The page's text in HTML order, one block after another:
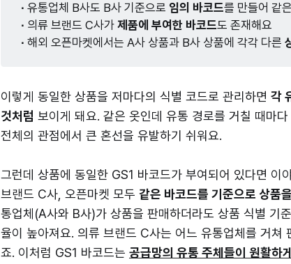
∙ 유통업체 B사도 B사 기준으로 임의 바코드를 만들어 같
∙ 의류 브랜드 C사가 제품에 부여한 바코드도 존재해요
∙ 해외 오픈마켓에서는 A사 상품과 B사 상품에 각각 다른
이렇게 동일한 상품을 저마다의 식별 코드로 관리하면 각
것처럼 보이게 돼요. 같은 옷인데 유통 경로를 거칠 때마
전체의 관점에서 큰 혼선을 유발하기 쉬워요.
그런데 상품에 동일한 GS1 바코드가 부여되어 있다면 이
브랜드 C사, 오픈마켓 모두 같은 바코드를 기준으로 상품
통업체(A사와 B사)가 상품을 판매하더라도 상품 식별 기
율이 높아져요. 의류 브랜드 C사는 어느 유통업체를 거쳐
죠. 이처럼 GS1 바코드는 공급망의 유통 주체들이 원활하